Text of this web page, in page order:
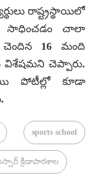
రాష్ట్రస్థాయిలో
సాధించడం చాలా
చెందిన 16 మంది
చెప్పారు.
పోటీల్లో కూడా
sports school
క్రీడాపాఠశాల